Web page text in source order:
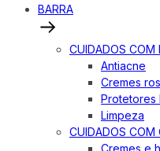
BARRA
CUIDADOS COM
Antiacne
Cremes
Protetores
Limpeza
CUIDADOS COM
Cremes e